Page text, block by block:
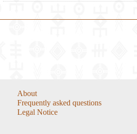
About
Frequently asked questions
Legal Notice